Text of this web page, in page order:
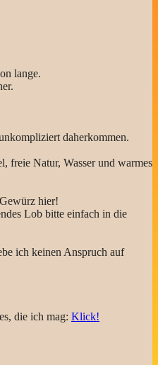
lange.
daherkommen.
freie Natur, Wasser und warmes
hier!
Lob bitte einfach in die
ich keinen Anspruch auf
die ich mag: Klick!